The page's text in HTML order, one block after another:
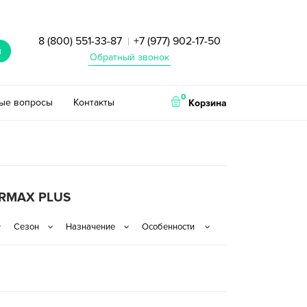
8 (800) 551-33-87 | +7 (977) 902-17-50
Обратный звонок
вопросы Контакты 0
Корзина
PLUS